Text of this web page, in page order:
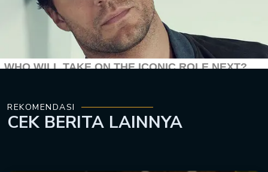
REKOMENDASI
CEK BERITA LAINNYA